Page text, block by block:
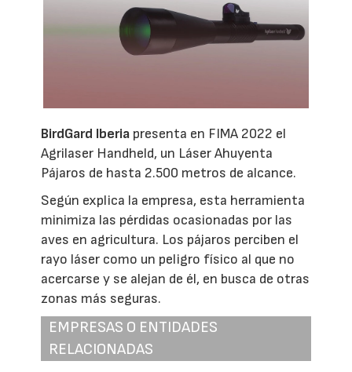
BirdGard Iberia presenta en FIMA 2022 el
Agrilaser Handheld, un Láser Ahuyenta
Pájaros de hasta 2.500 metros de alcance.
Según explica la empresa, esta herramienta
minimiza las pérdidas ocasionadas por las
aves en agricultura. Los pájaros perciben el
rayo láser como un peligro físico al que no
acercarse y se alejan de él, en busca de otras
zonas más seguras.
EMPRESAS O ENTIDADES
RELACIONADAS